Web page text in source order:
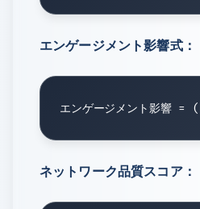
エンゲージメント影響式：
ネットワーク品質スコア：